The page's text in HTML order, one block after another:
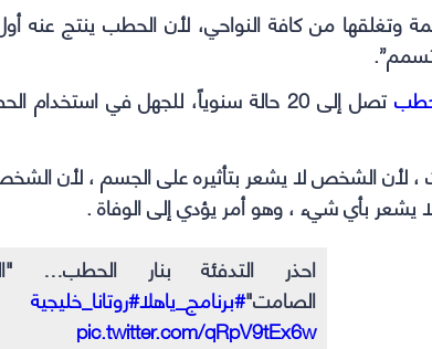
من كافة النواحي، لأن الحطب ينتج عنه
تصل إلى 20 حالة سنوياً، للجهل في
، لأن الشخص لا يشعر بتأثيره على الجسم ، لأن
يشعر بأي شيء ، وهو أمر يؤدي إلى الوفاة .
احذر التدفئة بنار الحطب…
الصامت"#برنامج_ياهلا#روتانا_خليجية
pic.twitter.com/qRpV9tEx6w
window)